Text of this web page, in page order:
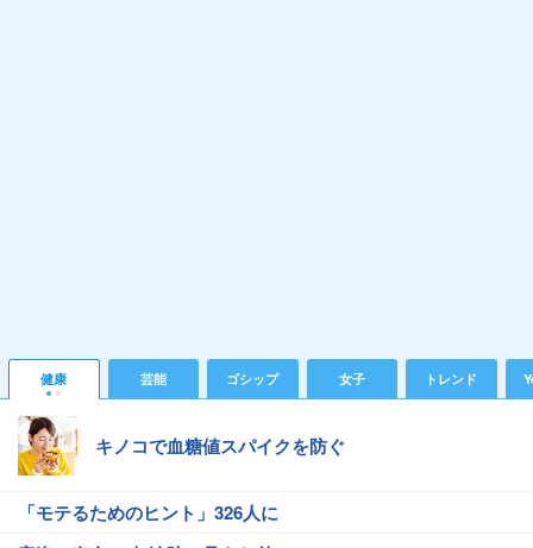
健康 芸能 ゴシップ 女子 トレンド
キノコで血糖値スパイクを防ぐ
「モテるためのヒント」326人に